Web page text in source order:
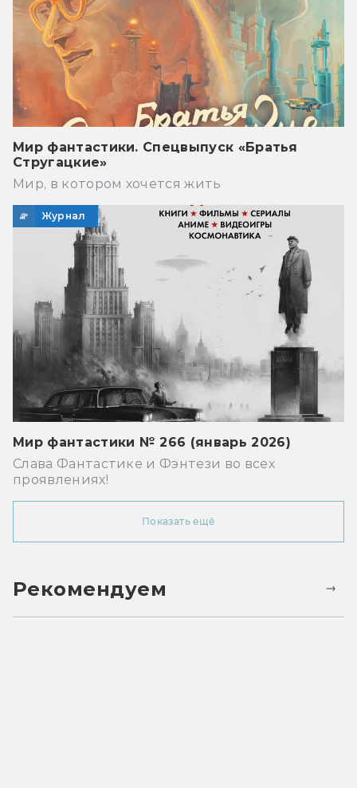
Мир фантастики. Спецвыпуск «Братья
Стругацкие»
Мир, в котором хочется жить
Журнал
Мир фантастики № 266 (январь 2026)
Слава Фантастике и Фэнтези во всех
проявлениях!
Показать ещё
Рекомендуем